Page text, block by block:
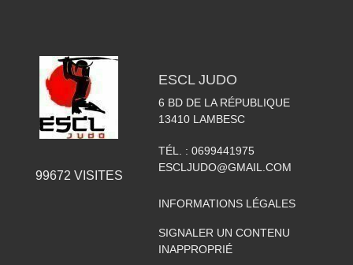
99672 VISITES
ESCL JUDO
6 BD DE LA RÉPUBLIQUE
13410 LAMBESC
TÉL. : 0699441975
ESCLJUDO@GMAIL.COM
INFORMATIONS LÉGALES
SIGNALER UN CONTENU
INAPPROPRIÉ